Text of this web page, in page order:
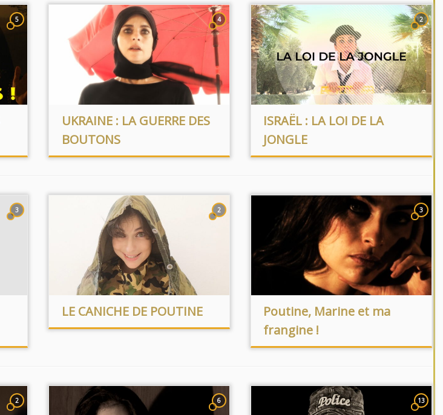
5 4
UKRAINE : LA GUERRE DES
BOUTONS
2
ISRAËL : LA LOI DE LA
JONGLE
3 2
LE CANICHE DE POUTINE
3
Poutine, Marine et ma
frangine !
2 6 13